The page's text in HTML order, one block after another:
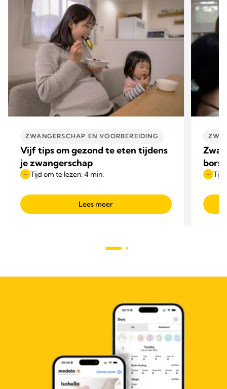
ZWANGERSCHAP EN VOORBEREIDING
Vijf tips om gezond te eten tijdens
je zwangerschap
Tijd om te lezen: 4 min.
Lees meer
Tijd